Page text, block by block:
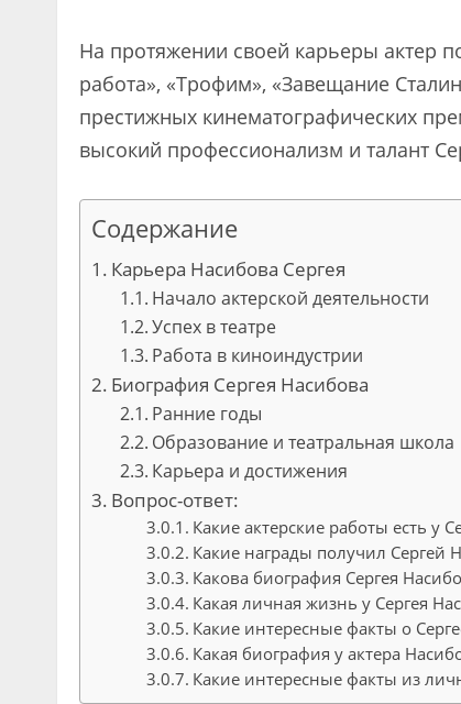
На протяжении своей карьеры актер
работа», «Трофим», «Завещание
престижных кинематографических
высокий профессионализм и талант
Содержание
Карьера Насибова Сергея
Начало актерской деятельности
Успех в театре
Работа в киноиндустрии
Биография Сергея Насибова
Ранние годы
Образование и театральная школа
Карьера и достижения
Вопрос-ответ:
Какие актерские работы есть у
Какие награды получил Сергей
Какова биография Сергея
Какая личная жизнь у Сергея
Какие интересные факты о
Какая биография у актера
Какие интересные факты из